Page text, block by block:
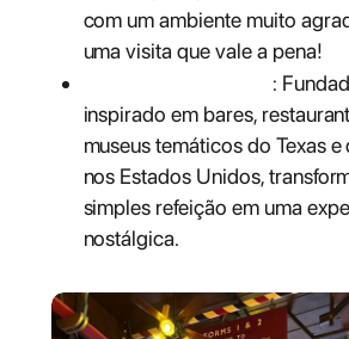
com um ambiente muito
uma visita que vale a pena!
Aulus Restaurante:
foi inspirado em bares,
e museus temáticos do Texas
nos Estados Unidos,
simples refeição em uma
nostálgica.